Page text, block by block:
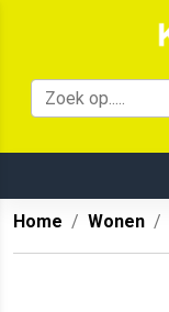
Home Wonen